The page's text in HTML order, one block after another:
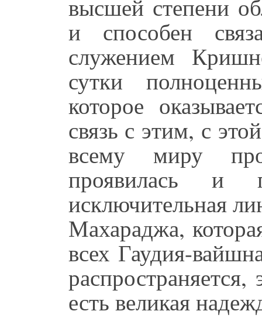
высшей степени
и способен
служением
сутки
которое
связь с этим, с
всему миру
проявилась и
исключительная
Махараджа,
всех Гаудия-
есть великая